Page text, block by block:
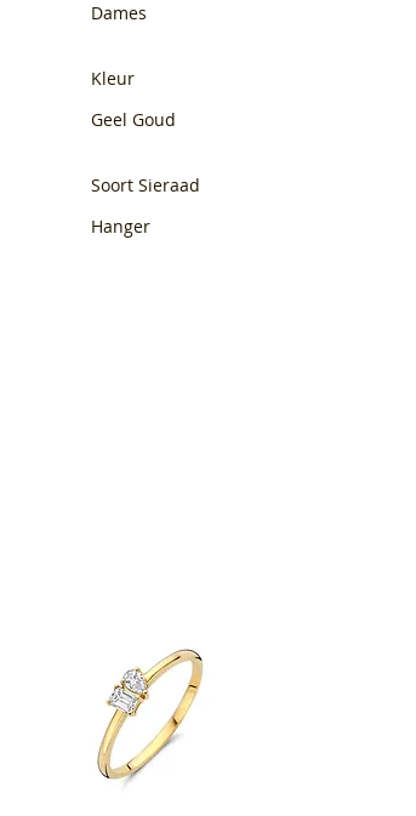
Dames
Kleur
Geel Goud
Soort Sieraad
Hanger